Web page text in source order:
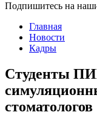
Подпишитесь на
Главная
Новости
Кадры
Студенты
стоматологов